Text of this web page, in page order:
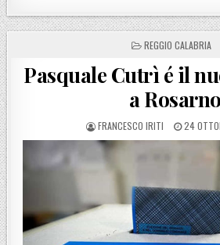
POSTED IN
REGGIO CALABRIA
Pasquale Cutrì é il
a Rosarno
POSTED BY
FRANCESCO IRITI POSTED
24